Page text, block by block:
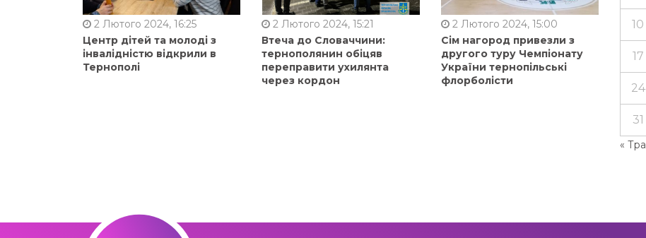
2 Лютого 2024, 16:25
Центр дітей та молоді з
інвалідністю відкрили в
Тернополі
2 Лютого 2024, 15:21
Втеча до Словаччини:
тернополянин обіцяв
переправити ухилянта
через кордон
2 Лютого 2024, 15:00
Сім нагород привезли з
другого туру Чемпіонату
України тернопільські
флорболісти
« Тра
10
17
24
31